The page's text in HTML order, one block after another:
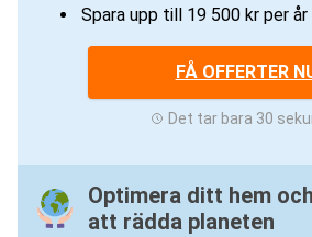
Spara upp till 19 500 kr per år
FÅ OFFERTER
Det tar bara 30
Optimera ditt hem
att rädda planeten